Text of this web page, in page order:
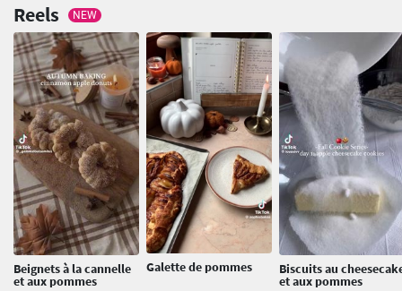
Reels NEW
Beignets à la cannelle
et aux pommes
Galette de pommes Biscuits au
et aux pommes